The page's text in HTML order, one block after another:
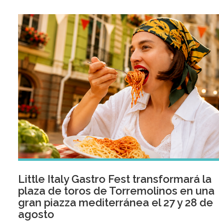
Little Italy Gastro Fest transformará la
plaza de toros de Torremolinos en una
gran piazza mediterránea el 27 y 28 de
agosto